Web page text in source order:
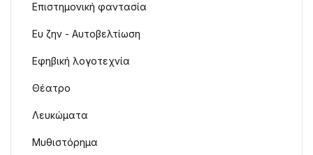
Επιστημονική φαντασία
Ευ ζην - Αυτοβελτίωση
Εφηβική λογοτεχνία
Θέατρο
Λευκώματα
Μυθιστόρημα